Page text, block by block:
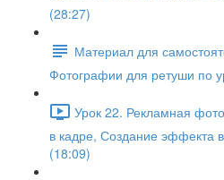
(28:27)
Материал для
Фотографии для ретуши по
Урок 22. Рекламная
в кадре, Создание эффекта
(18:09)